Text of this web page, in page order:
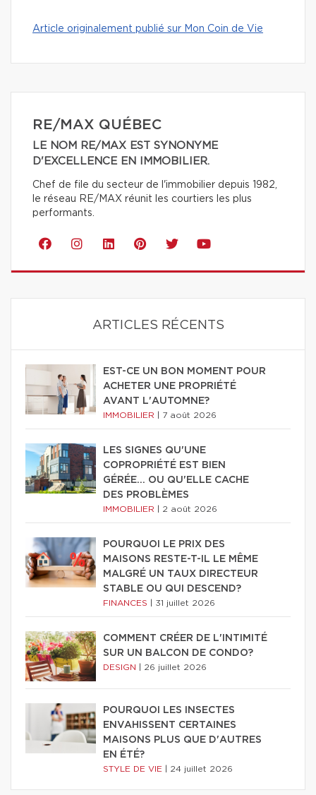
Article originalement publié sur Mon Coin de Vie
RE/MAX QUÉBEC
LE NOM RE/MAX EST SYNONYME
D'EXCELLENCE EN IMMOBILIER.
Chef de file du secteur de l'immobilier depuis 1982,
le réseau RE/MAX réunit les courtiers les plus
performants.
ARTICLES RÉCENTS
EST-CE UN BON MOMENT POUR
ACHETER UNE PROPRIÉTÉ
AVANT L'AUTOMNE?
IMMOBILIER 7 août 2026
LES SIGNES QU'UNE
COPROPRIÉTÉ EST BIEN
GÉRÉE… OU QU'ELLE CACHE
DES PROBLÈMES
IMMOBILIER 2 août 2026
POURQUOI LE PRIX DES
MAISONS RESTE-T-IL LE MÊME
MALGRÉ UN TAUX DIRECTEUR
STABLE OU QUI DESCEND?
FINANCES 31 juillet 2026
COMMENT CRÉER DE L'INTIMITÉ
SUR UN BALCON DE CONDO?
DESIGN 26 juillet 2026
POURQUOI LES INSECTES
ENVAHISSENT CERTAINES
MAISONS PLUS QUE D'AUTRES
EN ÉTÉ?
STYLE DE VIE 24 juillet 2026